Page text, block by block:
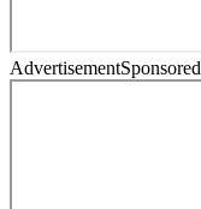
AdvertisementSponsored